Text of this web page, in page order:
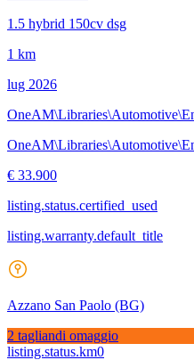
1.5 hybrid 150cv dsg
1 km
lug 2026
€ 33.900
listing.status.certified_used
listing.warranty.default_title
Azzano San Paolo (BG)
2 tagliandi omaggio
listing.status.km0